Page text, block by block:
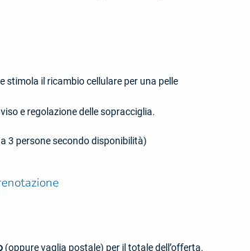
stimola il ricambio cellulare per una pelle
e regolazione delle sopracciglia.
3 persone secondo disponibilità)
(oppure vaglia postale) per il totale dell’offerta.